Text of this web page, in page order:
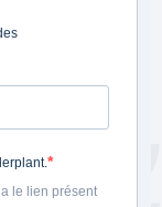
le lien présent